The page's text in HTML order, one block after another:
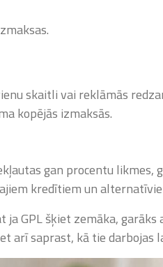
skaitli vai reklāmās
kopējās izmaksās.
gan procentu likmes,
kredītiem un
GPL šķiet zemāka,
arī saprast, kā tie darbojas